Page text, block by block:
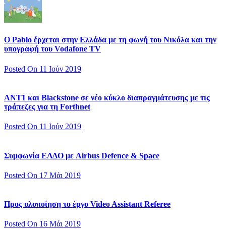
Ο Pablo έρχεται στην Ελλάδα με τη φωνή του Νικόλα και την
υπογραφή του Vodafone TV
Posted On 11 Ιούν 2019
ΑΝΤ1 και Blackstone σε νέο κύκλο διαπραγμάτευσης με τις
τράπεζες για τη Forthnet
Posted On 11 Ιούν 2019
Συμφωνία ΕΛΔΟ με Airbus Defence & Space
Posted On 17 Μάι 2019
Προς υλοποίηση το έργο Video Assistant Referee
Posted On 16 Μάι 2019